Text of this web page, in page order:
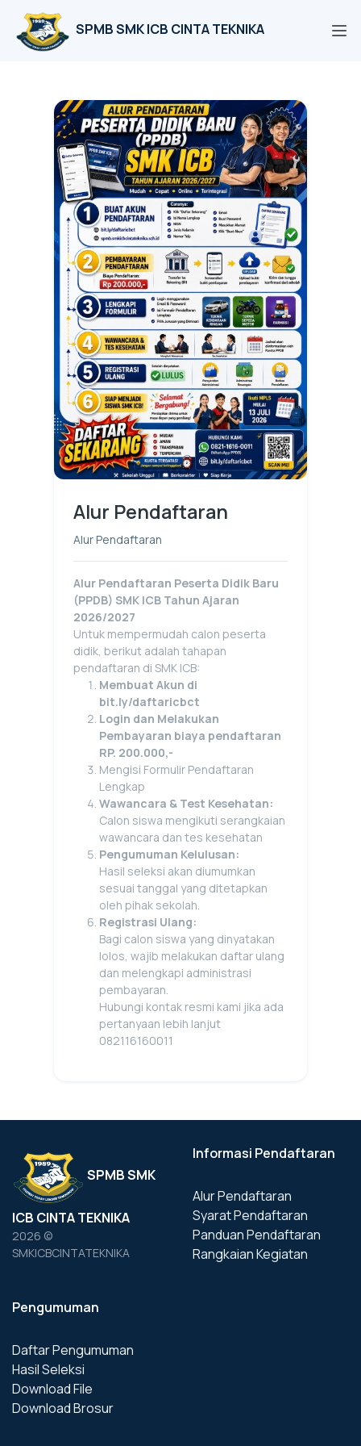
SPMB SMK ICB CINTA TEKNIKA
Alur Pendaftaran
Alur Pendaftaran
Alur Pendaftaran Peserta Didik Baru
(PPDB) SMK ICB Tahun Ajaran
2026/2027
Untuk mempermudah calon peserta
didik, berikut adalah tahapan
pendaftaran di SMK ICB:
Membuat Akun di
bit.ly/daftaricbct
Login dan Melakukan
Pembayaran biaya pendaftaran
RP. 200.000,-
Mengisi Formulir Pendaftaran
Lengkap
Wawancara & Test Kesehatan:
Calon siswa mengikuti serangkaian
wawancara dan tes kesehatan
Pengumuman Kelulusan:
Hasil seleksi akan diumumkan
sesuai tanggal yang ditetapkan
oleh pihak sekolah.
Registrasi Ulang:
Bagi calon siswa yang dinyatakan
lolos, wajib melakukan daftar ulang
dan melengkapi administrasi
pembayaran.
Hubungi kontak resmi kami jika ada
pertanyaan lebih lanjut
082116160011
SPMB SMK
ICB CINTA TEKNIKA
2026 ©
SMKICBCINTATEKNIKA
Informasi Pendaftaran
Alur Pendaftaran
Syarat Pendaftaran
Panduan Pendaftaran
Rangkaian Kegiatan
Pengumuman
Daftar Pengumuman
Hasil Seleksi
Download File
Download Brosur